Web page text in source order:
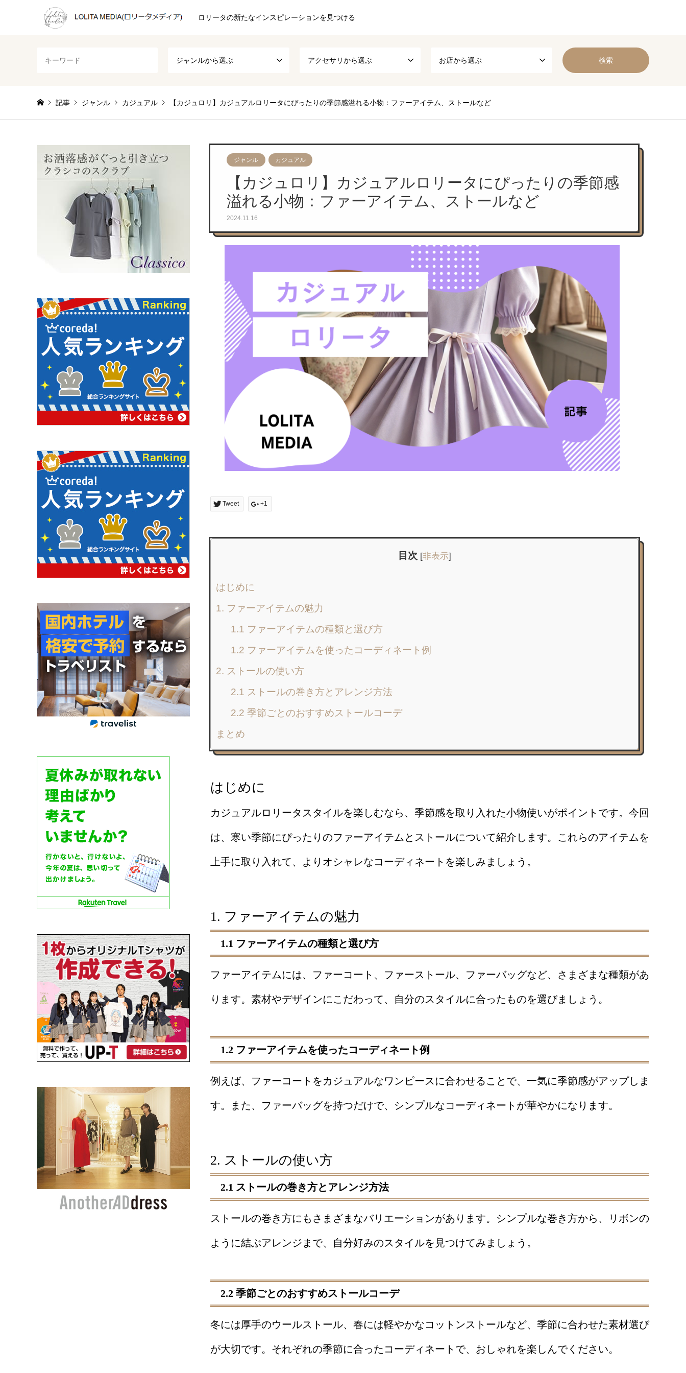
ロリータの新たなインスピレーションを見つける
ジャンルから選ぶ アクセサリから選ぶ お店から選ぶ
記事 ジャンル カジュアル 【カジュロリ】カジュアルロリータにぴったりの季節感溢れる小物：ファーアイテム、ストールなど
ジャンル カジュアル
【カジュロリ】カジュアルロリータにぴったりの季節感
溢れる小物：ファーアイテム、ストールなど
2024.11.16
Tweet +1
目次 [非表示]
はじめに
1. ファーアイテムの魅力
1.1 ファーアイテムの種類と選び方
1.2 ファーアイテムを使ったコーディネート例
2. ストールの使い方
2.1 ストールの巻き方とアレンジ方法
2.2 季節ごとのおすすめストールコーデ
まとめ
はじめに
カジュアルロリータスタイルを楽しむなら、季節感を取り入れた小物使いがポイントです。今回
は、寒い季節にぴったりのファーアイテムとストールについて紹介します。これらのアイテムを
上手に取り入れて、よりオシャレなコーディネートを楽しみましょう。
1. ファーアイテムの魅力
1.1 ファーアイテムの種類と選び方
ファーアイテムには、ファーコート、ファーストール、ファーバッグなど、さまざまな種類があ
ります。素材やデザインにこだわって、自分のスタイルに合ったものを選びましょう。
1.2 ファーアイテムを使ったコーディネート例
例えば、ファーコートをカジュアルなワンピースに合わせることで、一気に季節感がアップしま
す。また、ファーバッグを持つだけで、シンプルなコーディネートが華やかになります。
2. ストールの使い方
2.1 ストールの巻き方とアレンジ方法
ストールの巻き方にもさまざまなバリエーションがあります。シンプルな巻き方から、リボンの
ように結ぶアレンジまで、自分好みのスタイルを見つけてみましょう。
2.2 季節ごとのおすすめストールコーデ
冬には厚手のウールストール、春には軽やかなコットンストールなど、季節に合わせた素材選び
が大切です。それぞれの季節に合ったコーディネートで、おしゃれを楽しんでください。